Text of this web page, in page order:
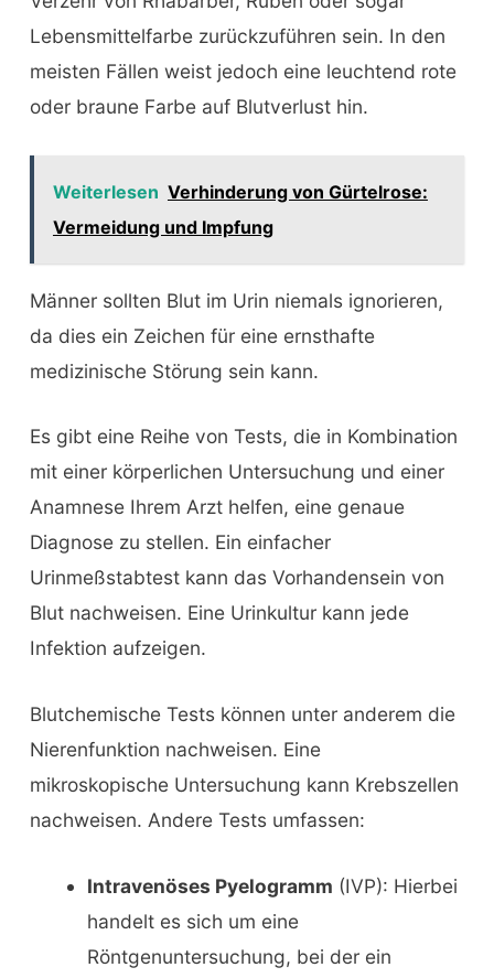
Lebensmittelfarbe zurückzuführen sein. In den
meisten Fällen weist jedoch eine leuchtend rote
oder braune Farbe auf Blutverlust hin.
Weiterlesen Verhinderung von Gürtelrose:
Vermeidung und Impfung
Männer sollten Blut im Urin niemals ignorieren,
da dies ein Zeichen für eine ernsthafte
medizinische Störung sein kann.
Es gibt eine Reihe von Tests, die in Kombination
mit einer körperlichen Untersuchung und einer
Anamnese Ihrem Arzt helfen, eine genaue
Diagnose zu stellen. Ein einfacher
Urinmeßstabtest kann das Vorhandensein von
Blut nachweisen. Eine Urinkultur kann jede
Infektion aufzeigen.
Blutchemische Tests können unter anderem die
Nierenfunktion nachweisen. Eine
mikroskopische Untersuchung kann Krebszellen
nachweisen. Andere Tests umfassen:
Intravenöses Pyelogramm (IVP): Hierbei
handelt es sich um eine
Röntgenuntersuchung, bei der ein